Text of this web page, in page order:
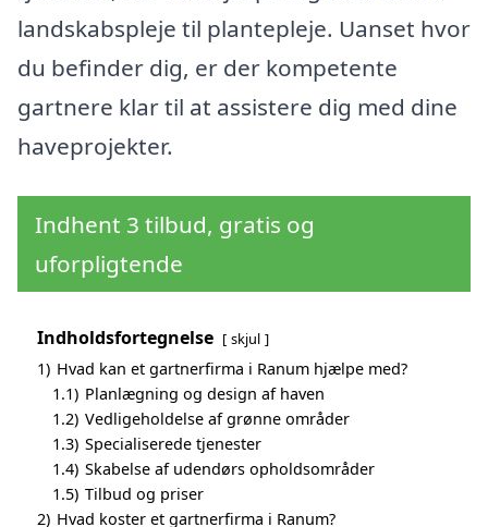
landskabspleje til plantepleje. Uanset hvor
du befinder dig, er der kompetente
gartnere klar til at assistere dig med dine
haveprojekter.
Indhent 3 tilbud, gratis og
uforpligtende
Indholdsfortegnelse skjul
1) Hvad kan et gartnerfirma i Ranum hjælpe med?
1.1) Planlægning og design af haven
1.2) Vedligeholdelse af grønne områder
1.3) Specialiserede tjenester
1.4) Skabelse af udendørs opholdsområder
1.5) Tilbud og priser
2) Hvad koster et gartnerfirma i Ranum?